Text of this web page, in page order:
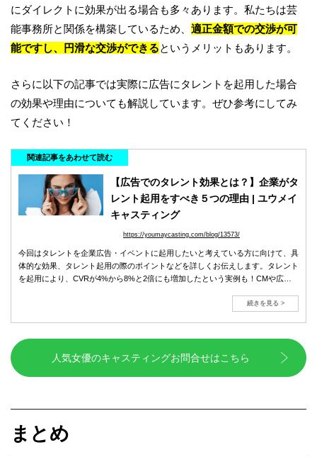
にダイレクトに効果が出る場合も多々あります。私たちは芸
能事務所と関係を構築しているため、 適正金額での交渉が可
能ですし、円滑な交渉ができるというメリットもあります。
さらに以下の記事では実際に広告にタレントを起用した場合
の効果や理由についても解説しています。ぜひ参考にしてみ
てください！
関連記事をあわせて読む
【広告でのタレント効果とは？】企業がタ
レント起用をすべき５つの理由 | ユウメイ
キャスティング
https://youmaycasting.com/blog/13573/
今回はタレントを企業広告・イベントに起用したいと考えている方に向けて、具
体的な効果、タレント起用の際のポイントなどを詳しくお伝えします。タレント
を起用により、CVRが4%から8%と2倍にも増加したという実例も！CMや広告/
続きを見る >
人気女優のキャスティングお問合せはこちら
まとめ